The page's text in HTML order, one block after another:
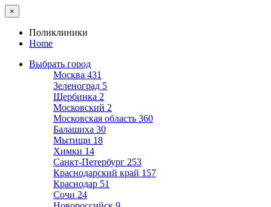
×
Поликлиники
Home
Выбрать город
Москва 431
Зеленоград 5
Щербинка 2
Московский 2
Московская область 360
Балашиха 30
Мытищи 18
Химки 14
Санкт-Петербург 253
Краснодарский край 157
Краснодар 51
Сочи 24